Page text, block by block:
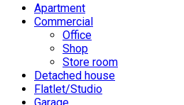
Apartment
Commercial
Office
Shop
Store room
Detached house
Flatlet/Studio
Garage